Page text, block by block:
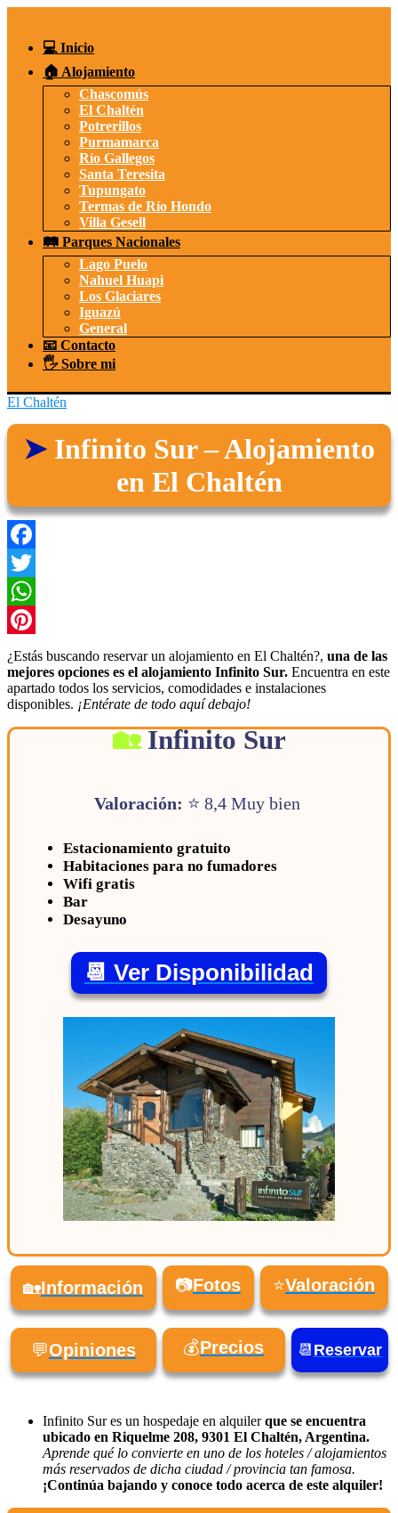
contenido💻 Inicio
🏠 Alojamiento
Chascomús
El Chaltén
Potrerillos
Purmamarca
Río Gallegos
Santa Teresita
Tupungato
Termas de Río Hondo
Villa Gesell
🛤️ Parques Nacionales
Lago Puelo
Nahuel Huapi
Los Glaciares
Iguazú
General
📧 Contacto
🖐️ Sobre mi
El Chaltén
Infinito Sur – Alojamiento
en El Chaltén
Facebook
Twitter
WhatsApp
Pinterest
¿Estás buscando reservar un alojamiento en El Chaltén?, una de las
mejores opciones es el alojamiento Infinito Sur. Encuentra en este
apartado todos los servicios, comodidades e instalaciones
disponibles. ¡Entérate de todo aquí debajo!
Infinito Sur
Valoración: ⭐ 8,4 Muy bien
Estacionamiento gratuito
Habitaciones para no fumadores
Wifi gratis
Bar
Desayuno
📆 Ver Disponibilidad
🏡Información 📷Fotos ⭐Valoración
💬Opiniones 💰Precios 📆 Reservar
Infinito Sur es un hospedaje en alquilerque se encuentra
ubicado en Riquelme 208, 9301 El Chaltén, Argentina.
Aprende qué lo convierte en uno de los hoteles / alojamientos
más reservados de dicha ciudad / provincia tan famosa.
¡Continúa bajando y conoce todo acerca de este alquiler!